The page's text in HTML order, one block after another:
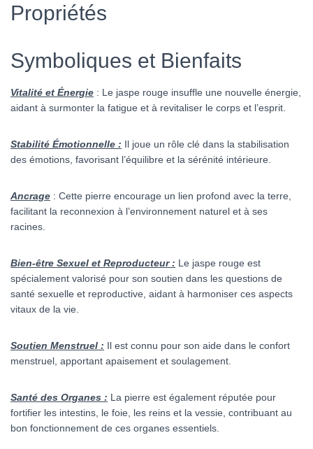
Propriétés
Symboliques et Bienfaits
Vitalité et Énergie : Le jaspe rouge insuffle une nouvelle énergie,
aidant à surmonter la fatigue et à revitaliser le corps et l’esprit.
Stabilité Émotionnelle : Il joue un rôle clé dans la stabilisation
des émotions, favorisant l’équilibre et la sérénité intérieure.
Ancrage : Cette pierre encourage un lien profond avec la terre,
facilitant la reconnexion à l’environnement naturel et à ses
racines.
Bien-être Sexuel et Reproducteur : Le jaspe rouge est
spécialement valorisé pour son soutien dans les questions de
santé sexuelle et reproductive, aidant à harmoniser ces aspects
vitaux de la vie.
Soutien Menstruel : Il est connu pour son aide dans le confort
menstruel, apportant apaisement et soulagement.
Santé des Organes : La pierre est également réputée pour
fortifier les intestins, le foie, les reins et la vessie, contribuant au
bon fonctionnement de ces organes essentiels.